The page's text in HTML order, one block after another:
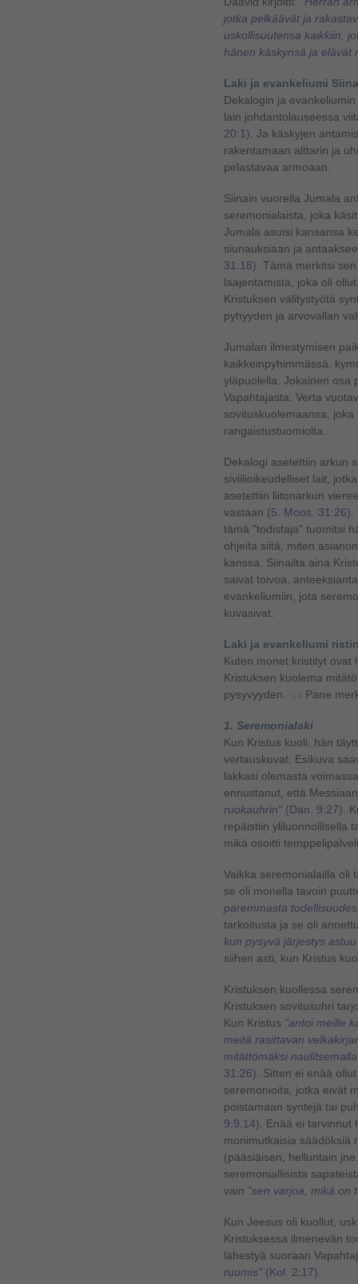
jotka pelkäävät ja
uskollisuutensa kaikkiin,
hänen käskynsä ja elävät
Laki ja evankeliumi
Dekalogin ja
lain johdantolauseessa
20:1) . Ja käskyjen
rakentamaan alttarin ja
pelastavaa armoaan.
Siinain vuorella Jumala
seremonialaista, joka
Jumala asuisi kansansa
siunauksiaan ja
31:18) . Tämä merkitsi
laajentamista, joka oli
Kristuksen välitystyötä
pyhyyden ja arvovallan
Jumalan ilmestymisen
kaikkeinpyhimmässä,
yläpuolella. Jokainen osa
Vapahtajasta. Verta
sovituskuolemaansa,
rangaistustuomiolta.
Dekalogi asetettiin arkun
siviilioikeudelliset lait,
asetettiin liitonarkun
vastaan (5. Moos. 31:26)
tämä "todistaja" tuomitsi
ohjeita siitä, miten
kanssa. Siinailta aina
saivat toivoa,
evankeliumiin, jota
kuvasivat.
Laki ja evankeliumi
Kuten monet kristityt ovat
Kristuksen kuolema
pysyvyyden.
*19 Pane
1. Seremonialaki
Kun Kristus kuoli, hän
vertauskuvat. Esikuva
lakkasi olemasta
ennustanut, että
ruokauhrin" (Dan. 9:27) .
repäistiin yliluonnollisella
mikä osoitti
Vaikka seremonialailla oli
se oli monella tavoin
paremmasta
tarkoitusta ja se oli
kun pysyvä järjestys
siihen asti, kun Kristus
Kristuksen kuollessa
Kristuksen sovitusuhri
Kun Kristus "antoi meille
meitä rasittavan
mitättömäksi
31:26) . Sitten ei enää
seremonioita, jotka eivät
poistamaan syntejä tai
9:9,14) . Enää ei
monimutkaisia säädöksiä
(pääsiäisen, helluntain
seremoniallisista
vain "sen varjoa, mikä on
Kun Jeesus oli kuollut,
Kristuksessa ilmenevän
lähestyä suoraan
ruumis" (Kol. 2:17)